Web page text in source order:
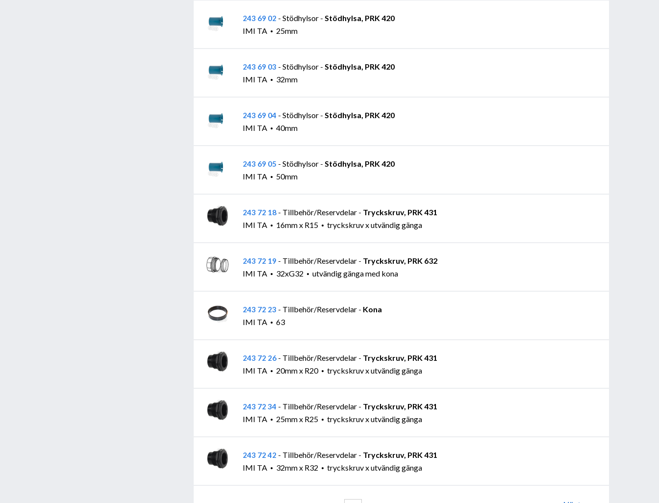
243 69 02 - Stödhylsor- Stödhylsa, PRK 420
IMI TA
25mm
243 69 03 - Stödhylsor- Stödhylsa, PRK 420
IMI TA
32mm
243 69 04 - Stödhylsor- Stödhylsa, PRK 420
IMI TA
40mm
243 69 05 - Stödhylsor- Stödhylsa, PRK 420
IMI TA
50mm
243 72 18 - Tillbehör/Reservdelar- Tryckskruv, PRK 431
IMI TA
16mm x R15 tryckskruv x utvändig gänga
243 72 19 - Tillbehör/Reservdelar- Tryckskruv, PRK 632
IMI TA
32xG32 utvändig gänga med kona
243 72 23 - Tillbehör/Reservdelar- Kona
IMI TA
63
243 72 26 - Tillbehör/Reservdelar- Tryckskruv, PRK 431
IMI TA
20mm x R20 tryckskruv x utvändig gänga
243 72 34 - Tillbehör/Reservdelar- Tryckskruv, PRK 431
IMI TA
25mm x R25 tryckskruv x utvändig gänga
243 72 42 - Tillbehör/Reservdelar- Tryckskruv, PRK 431
IMI TA
32mm x R32 tryckskruv x utvändig gänga